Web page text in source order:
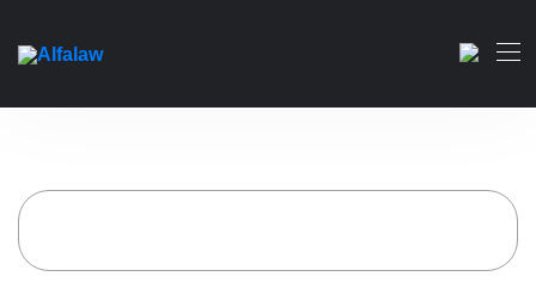
Frauduleuze activiteiten en
het Turkse wetboek van